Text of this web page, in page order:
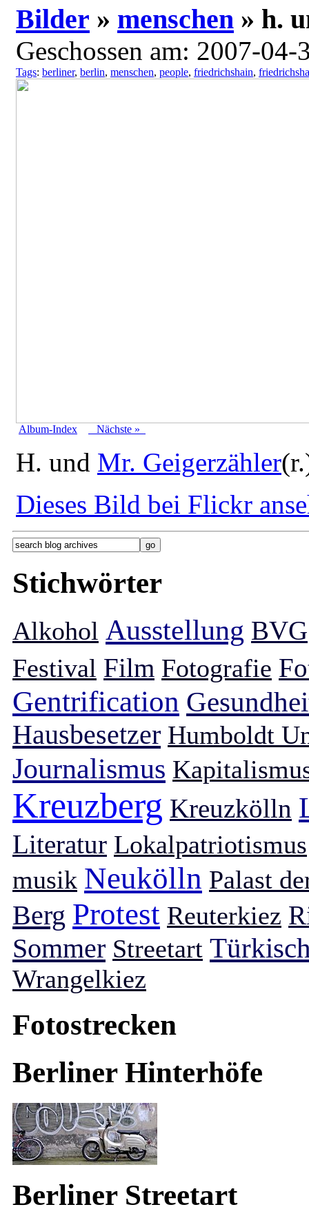
Bilder » menschen » h.
Geschossen am: 2007-
Tags: berliner, berlin, menschen, people, friedrichshain,
Album-Index Nächste »
H. und Mr. Geigerzähler
Dieses Bild bei Flickr
Stichwörter
Alkohol Ausstellung BVG
Festival Film Fotografie
Gentrification
Hausbesetzer Humboldt
Journalismus
Kreuzberg Kreuzkölln
Literatur Lokalpatriotismus
musik Neukölln Palast
Berg Protest Reuterkiez
Sommer Streetart
Wrangelkiez
Fotostrecken
Berliner Hinterhöfe
Berliner Streetart